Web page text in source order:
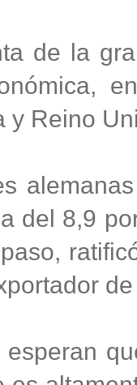
de la
y Reino
del 8,9
esperan